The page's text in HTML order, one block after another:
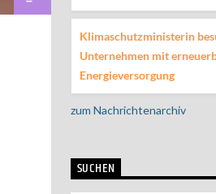
Klimaschutzministerin
Unternehmen mit
Energieversorgung
zum Nachrichtenarchiv
SUCHEN